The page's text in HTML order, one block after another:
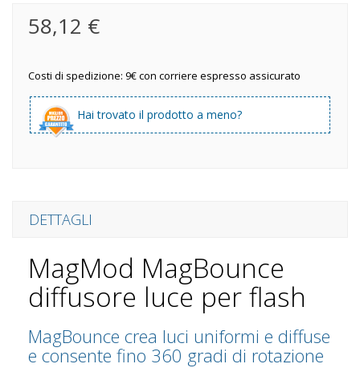
58,12 €
Costi di spedizione: 9€ con corriere espresso assicurato
Hai trovato il prodotto a meno?
DETTAGLI
MagMod MagBounce
diffusore luce per flash
MagBounce crea luci uniformi e diffuse
e consente fino 360 gradi di rotazione